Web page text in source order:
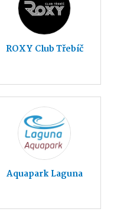
ROXY Club Třebíč
Aquapark Laguna